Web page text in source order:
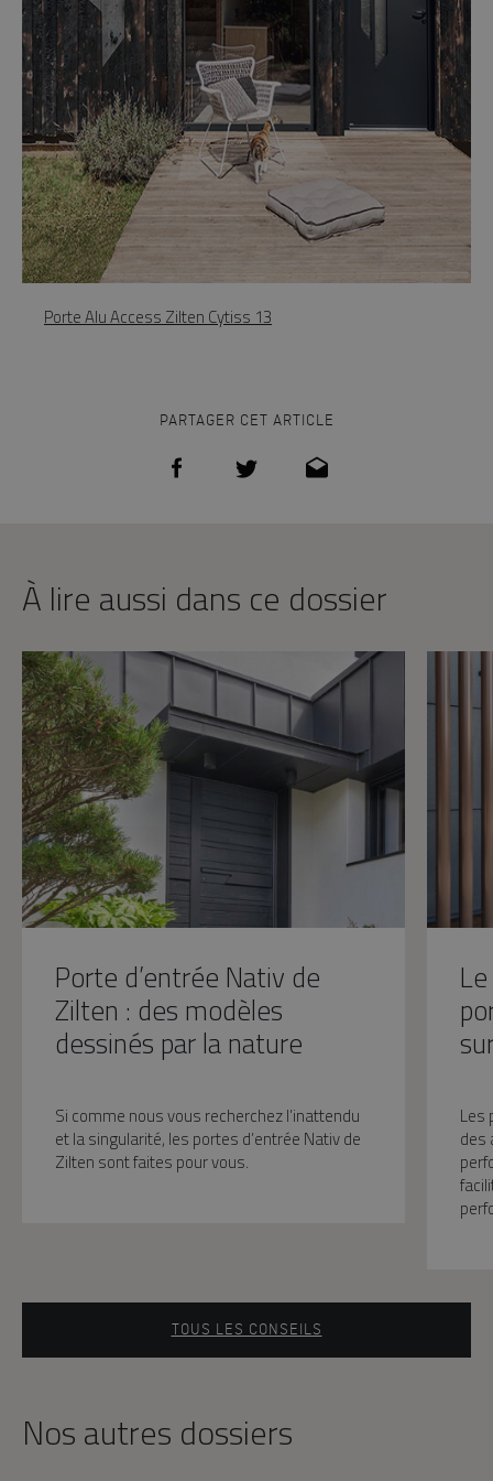
Porte Alu Access Zilten Cytiss 13
PARTAGER CET ARTICLE
À lire aussi dans ce dossier
Porte d’entrée Nativ de
Zilten : des modèles
dessinés par la nature
Si comme nous vous recherchez l’inattendu
et la singularité, les portes d’entrée Nativ de
Zilten sont faites pour vous.
Les
des
TOUS LES CONSEILS
Nos autres dossiers